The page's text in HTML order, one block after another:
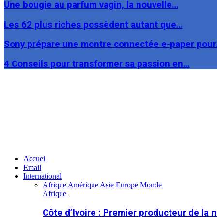
Une bougie au parfum vagin, la nouvelle…
Les 62 plus riches possèdent autant que…
Sony prépare une montre connectée e-paper
4 Conseils pour transformer sa passion en…
Accueil
Email
International
Afrique Amérique Asie Europe Monde
Afrique
Côte d’Ivoire : Premier producteur de la